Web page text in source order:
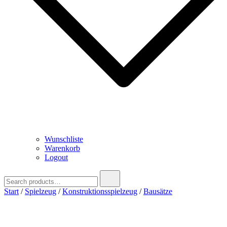
Wunschliste
Warenkorb
Logout
for:
Start / Spielzeug /Konstruktionsspielzeug /Bausätze